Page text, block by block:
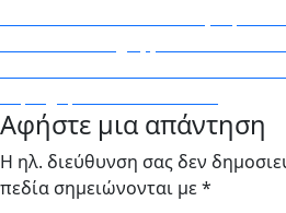
Πλοήγηση
άρθρων
Αφήστε μια απάντηση
Η ηλ. διεύθυνση σας δεν
πεδία σημειώνονται με*